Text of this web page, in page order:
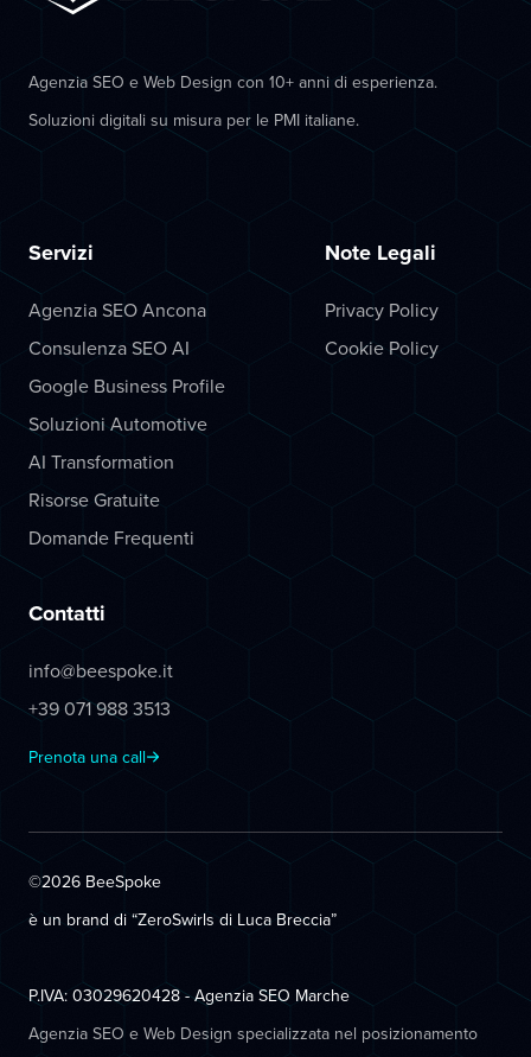
Agenzia SEO e Web Design con 10+ anni di esperienza.
Soluzioni digitali su misura per le PMI italiane.
Servizi
Agenzia SEO Ancona
Consulenza SEO AI
Google Business Profile
Soluzioni Automotive
AI Transformation
Risorse Gratuite
Domande Frequenti
Note Legali
Privacy Policy
Cookie Policy
Contatti
info@beespoke.it
+39 071 988 3513
Prenota una call
©2026 BeeSpoke
è un brand di “ZeroSwirls di Luca Breccia”
P.IVA: 03029620428 - Agenzia SEO Marche
Agenzia SEO e Web Design specializzata nel posizionamento